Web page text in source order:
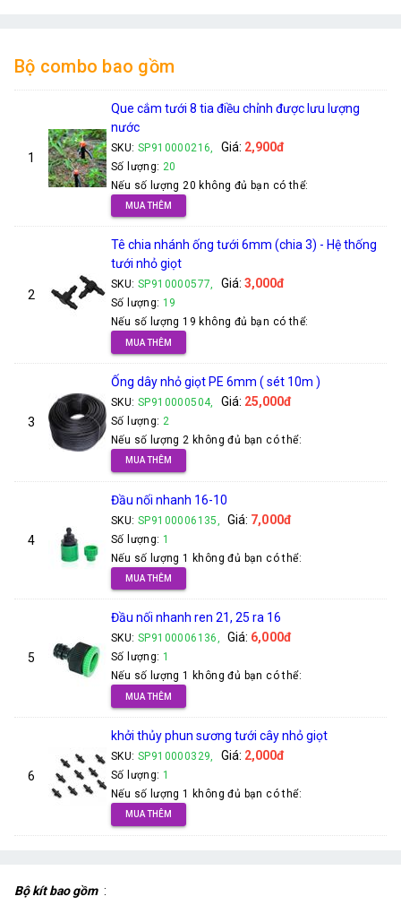
Bộ combo bao gồm
1
Que cắm tưới 8 tia điều chỉnh được lưu lượng
nước
SKU: SP910000216, Giá: 2,900đ
Số lượng: 20
Nếu số lượng 20 không đủ bạn có thể:
MUA THÊM
2
Tê chia nhánh ống tưới 6mm (chia 3) - Hệ thống
tưới nhỏ giọt
SKU: SP910000577, Giá: 3,000đ
Số lượng: 19
Nếu số lượng 19 không đủ bạn có thể:
MUA THÊM
3
Ống dây nhỏ giọt PE 6mm ( sét 10m )
SKU: SP910000504, Giá: 25,000đ
Số lượng: 2
Nếu số lượng 2 không đủ bạn có thể:
MUA THÊM
4
Đầu nối nhanh 16-10
SKU: SP9100006135, Giá: 7,000đ
Số lượng: 1
Nếu số lượng 1 không đủ bạn có thể:
MUA THÊM
5
Đầu nối nhanh ren 21, 25 ra 16
SKU: SP9100006136, Giá: 6,000đ
Số lượng: 1
Nếu số lượng 1 không đủ bạn có thể:
MUA THÊM
6
khởi thủy phun sương tưới cây nhỏ giọt
SKU: SP910000329, Giá: 2,000đ
Số lượng: 1
Nếu số lượng 1 không đủ bạn có thể:
MUA THÊM
Bộ kít bao gồm :